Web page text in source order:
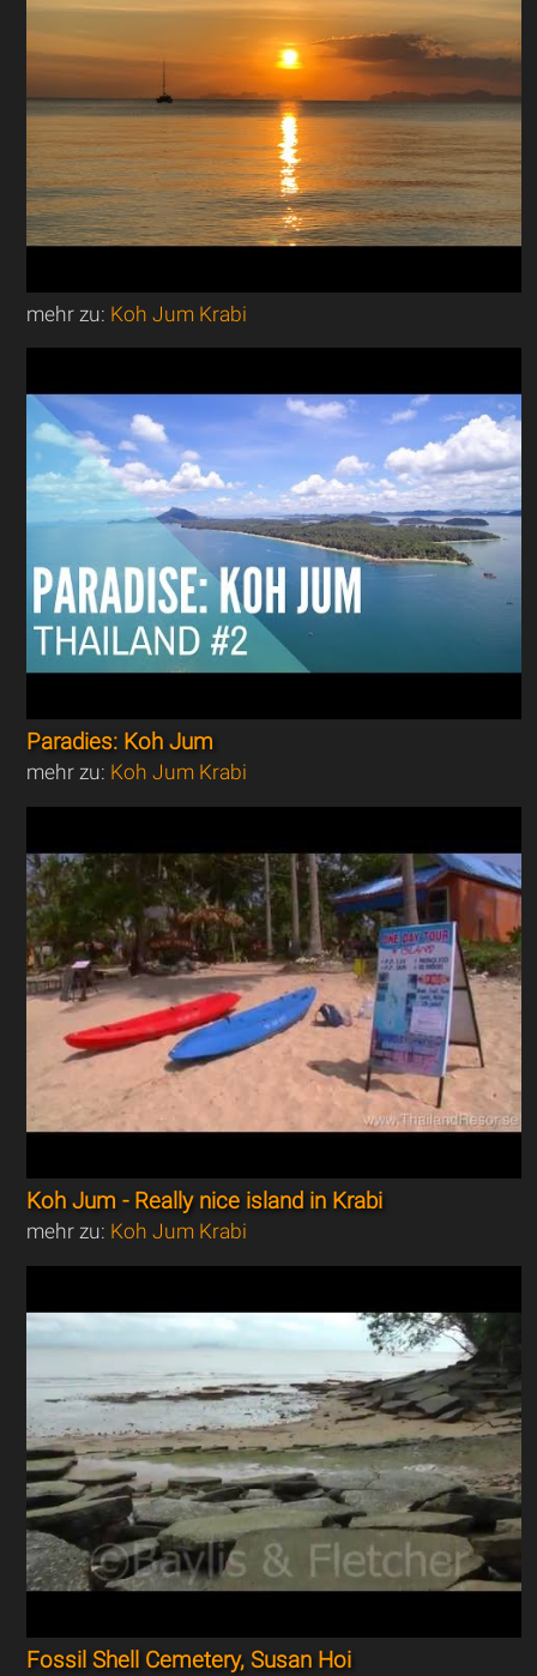
mehr zu: Koh Jum Krabi
Paradies: Koh Jum
mehr zu: Koh Jum Krabi
Koh Jum - Really nice island in Krabi
mehr zu: Koh Jum Krabi
Fossil Shell Cemetery, Susan Hoi